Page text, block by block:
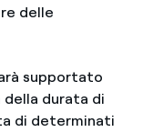
delle
supportato
durata di
di determinati